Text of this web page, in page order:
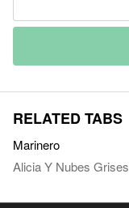
RELATED TABS
Marinero
Alicia Y Nubes Grises